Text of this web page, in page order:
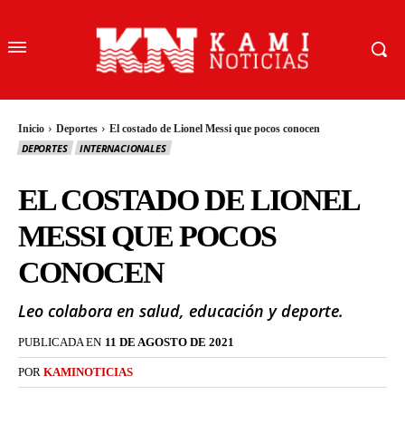
Inicio Deportes El costado de Lionel Messi que pocos conocen
DEPORTES INTERNACIONALES
EL COSTADO DE LIONEL
MESSI QUE POCOS
CONOCEN
Leo colabora en salud, educación y deporte.
PUBLICADA EN 11 DE AGOSTO DE 2021
POR KAMINOTICIAS